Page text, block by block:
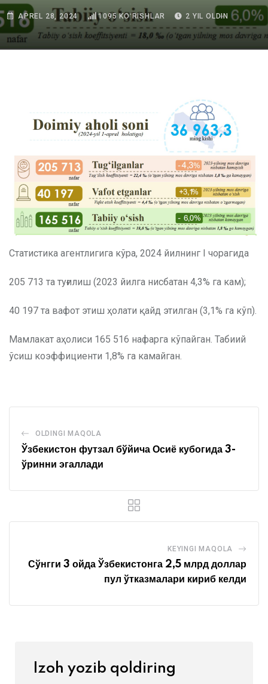
APREL 28, 2024 1095 KOʻRISHLAR 2 YIL OLDIN
Статистика агентлигига кўра, 2024 йилнинг I чорагида
205 713 та туғилиш (2023 йилга нисбатан 4,3% га кам);
40 197 та вафот этиш ҳолати қайд этилган (3,1% га кўп).
Мамлакат аҳолиси 165 516 нафарга кўпайган. Табиий
ўсиш коэффициенти 1,8% га камайган.
OLDINGI MAQOLA
Ўзбекистон футзал бўйича Осиё кубогида 3-
ўринни эгаллади
KEYINGI MAQOLA
Сўнгги 3 ойда Ўзбекистонга 2,5 млрд доллар
пул ўтказмалари кириб келди
Izoh yozib qoldiring